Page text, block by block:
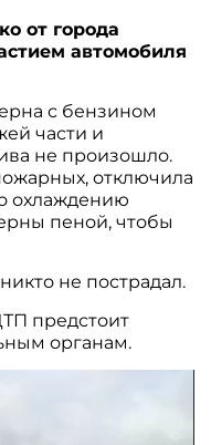
от города
автомобиля
с бензином
части и
не произошло.
отключила
охлаждению
пеной, чтобы
не пострадал.
предстоит
органам.